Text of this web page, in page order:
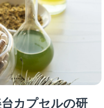
カプセルの研